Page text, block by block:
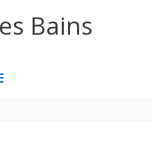
Bains